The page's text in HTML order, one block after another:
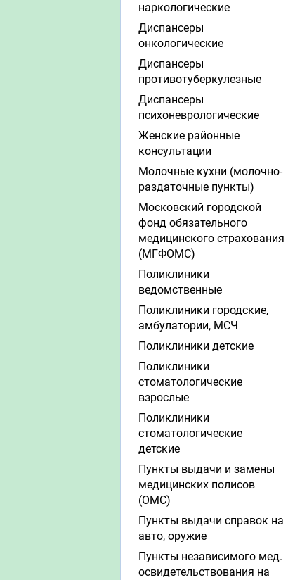
наркологические
Диспансеры
онкологические
Диспансеры
противотуберкулезные
Диспансеры
психоневрологические
Женские районные
консультации
Молочные кухни (молочно-
раздаточные пункты)
Московский городской
фонд обязательного
медицинского страхования
(МГФОМС)
Поликлиники
ведомственные
Поликлиники городские,
амбулатории, МСЧ
Поликлиники детские
Поликлиники
стоматологические
взрослые
Поликлиники
стоматологические
детские
Пункты выдачи и замены
медицинских полисов
(ОМС)
Пункты выдачи справок на
авто, оружие
Пункты независимого мед.
освидетельствования на